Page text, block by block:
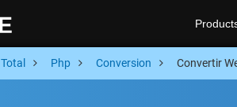
Php Conversion Convertir